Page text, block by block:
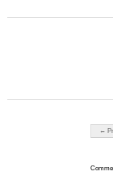
Post
←